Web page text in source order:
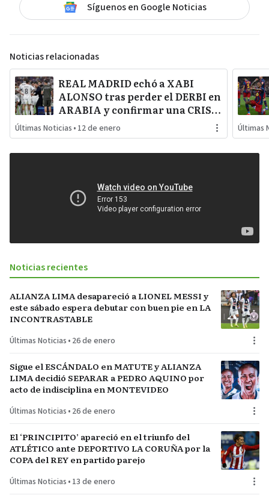
Síguenos en Google Noticias
Noticias relacionadas
REAL MADRID echó a XABI
ALONSO tras perder el DERBI en
ARABIA y confirmar una CRISIS
INTERNA con jugadores
referentes del plantel
Últimas Noticias • 12 de enero Últimas
Noticias recientes
ALIANZA LIMA desapareció a LIONEL MESSI y
este sábado espera debutar con buen pie en LA
INCONTRASTABLE
Últimas Noticias • 26 de enero
Sigue el ESCÁNDALO en MATUTE y ALIANZA
LIMA decidió SEPARAR a PEDRO AQUINO por
acto de indisciplina en MONTEVIDEO
Últimas Noticias • 26 de enero
El ‘PRINCIPITO’ apareció en el triunfo del
ATLÉTICO ante DEPORTIVO LA CORUÑA por la
COPA del REY en partido parejo
Últimas Noticias • 13 de enero